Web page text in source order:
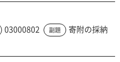
03000802 副題 寄附の採納